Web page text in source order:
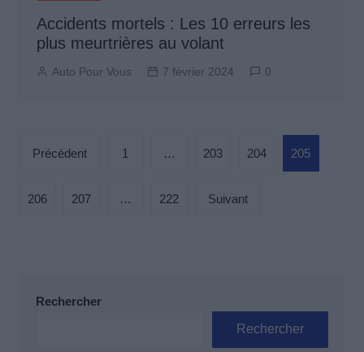
Accidents mortels : Les 10 erreurs les
plus meurtrières au volant
Auto Pour Vous 7 février 2024 0
Pagination
publications
Précédent 1 … 203 204 205
206 207 … 222 Suivant
Rechercher
Rechercher